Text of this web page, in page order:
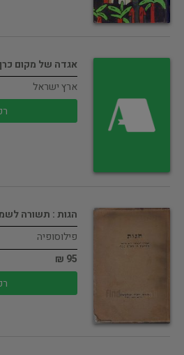
אגדה של מקום
ארץ ישראל
הגות : תשורה
פילוסופיה
95 ₪